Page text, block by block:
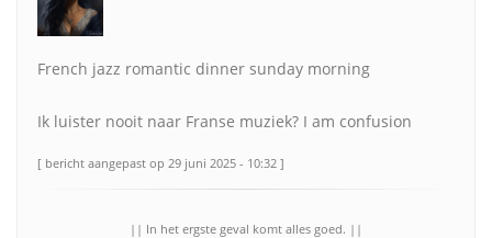
French jazz romantic dinner sunday morning
Ik luister nooit naar Franse muziek? I am confusion
[ bericht aangepast op 29 juni 2025 - 10:32 ]
|| In het ergste geval komt alles goed. ||